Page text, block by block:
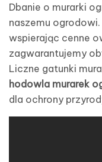
Dbanie o murarki
naszemu
wspierając cenne
zagwarantujemy
Liczne gatunki
hodowla murarek
dla ochrony